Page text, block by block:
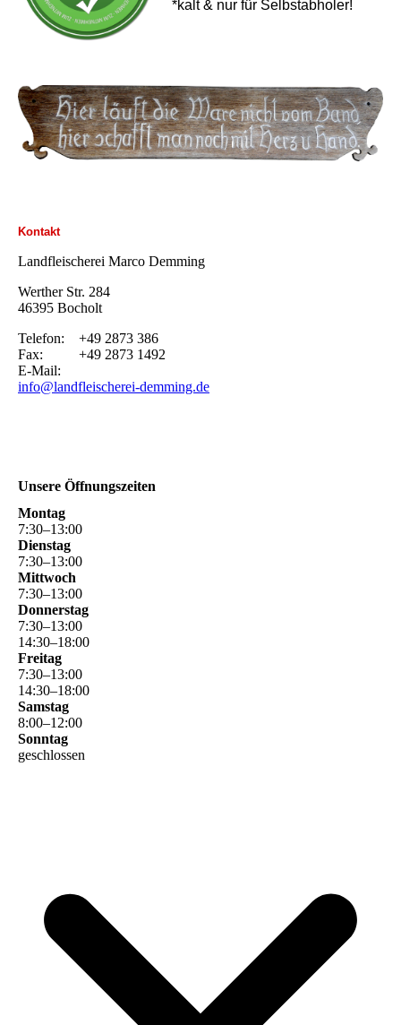
*kalt & nur für Selbstabholer!
Kontakt
Landfleischerei Marco Demming
Werther Str. 284
46395 Bocholt
Telefon: +49 2873 386
Fax: +49 2873 1492
E-Mail:
info@landfleischerei-demming.de
Unsere Öffnungszeiten
Montag
7:30–13:00
Dienstag
7:30–13:00
Mittwoch
7:30–13:00
Donnerstag
7:30–13:00
14:30–18:00
Freitag
7:30–13:00
14:30–18:00
Samstag
8:00–12:00
Sonntag
geschlossen